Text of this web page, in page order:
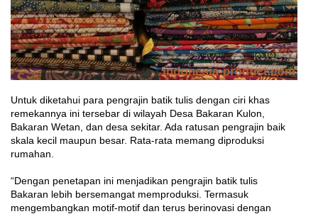
Untuk diketahui para pengrajin batik tulis dengan ciri khas
remekannya ini tersebar di wilayah Desa Bakaran Kulon,
Bakaran Wetan, dan desa sekitar. Ada ratusan pengrajin baik
skala kecil maupun besar. Rata-rata memang diproduksi
rumahan.
“Dengan penetapan ini menjadikan pengrajin batik tulis
Bakaran lebih bersemangat memproduksi. Termasuk
mengembangkan motif-motif dan terus berinovasi dengan